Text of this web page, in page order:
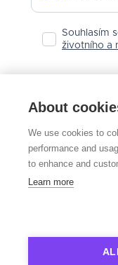
Souhlasím
životního a
Vytvořením účtu
About
We use cookies to
performance and
to enhance and
Learn more